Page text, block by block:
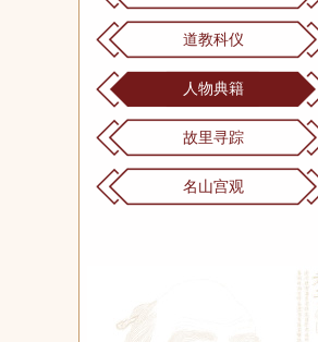
道教科仪
人物典籍
故里寻踪
名山宫观